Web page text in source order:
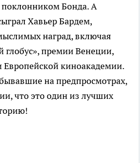
Бонда. А
Хавьер Бардем,
наград, включая
глобус», премии Венеции,
Европейской киноакадемии.
на предпросмотрах,
что это один из лучших